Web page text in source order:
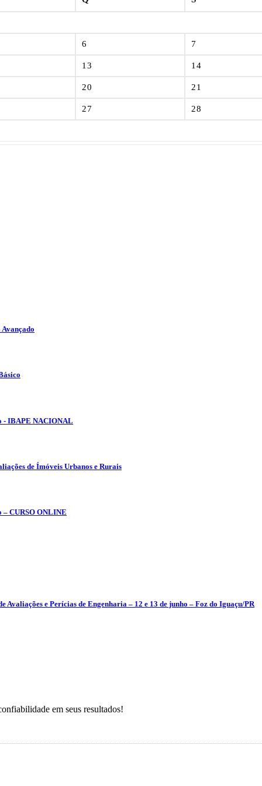
6 7
13 14
20 21
27 28
- IBAPE NACIONAL
de Ímóveis Urbanos e Rurais
– CURSO ONLINE
e Perícias de Engenharia – 12 e 13 de junho – Foz do Iguaçu/PR
em seus resultados!